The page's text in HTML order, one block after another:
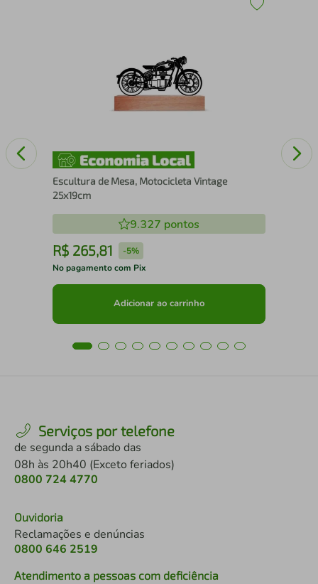
Escultura de Mesa, Motocicleta Vintage
25x19cm
9.327 pontos
R$ 265,81 -5%
No pagamento com Pix
Adicionar ao carrinho
Serviços por telefone
de segunda a sábado das
08h às 20h40 (Exceto feriados)
0800 724 4770
Ouvidoria
Reclamações e denúncias
0800 646 2519
Atendimento a pessoas com deficiência